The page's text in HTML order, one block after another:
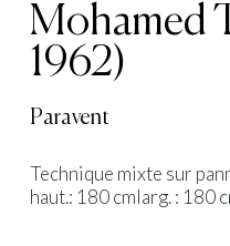
Mohamed
1962)
Paravent
Technique mixte sur
haut.: 180 cmlarg. : 180